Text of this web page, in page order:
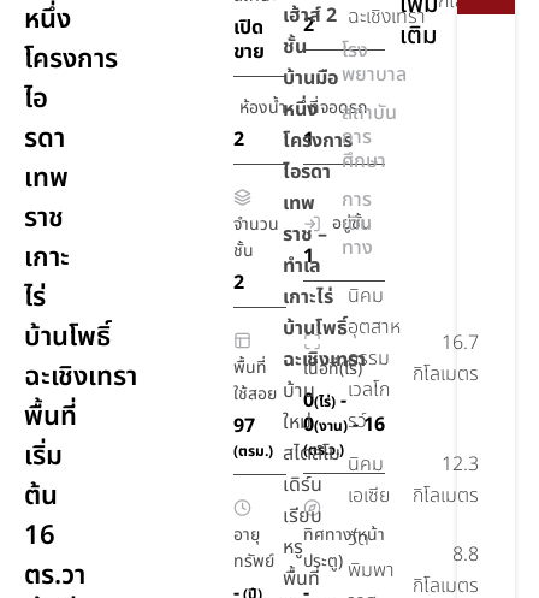
หนึ่ง
โครงการ
ไอ
รดา
เทพ
ราช
เกาะ
ไร่
บ้านโพธิ์
ฉะเชิงเทรา
พื้นที่
เริ่ม
ต้น
16
ตร.วา
เปิด
ขาย
2
ห้องน้ำ
2
ที่จอดรถ
1
จำนวน
ชั้น
2
อยู่ชั้น
1
พื้นที่
ใช้สอย
97
(ตรม.)
เนื้อที่(ไร่)
0(ไร่) -
0(งาน)- 16
(ตร.ว.)
อายุ
ทรัพย์
ทิศทาง(หน้า
ประตู)
เฮ้าส์ 2
ชั้น
บ้านมือ
หนึ่ง
โครงการ
ไอรดา
เทพ
ราช –
ทำเล
เกาะไร่
บ้านโพธิ์
ฉะเชิงเทรา
บ้าน
ใหม่
สไตล์โม
เดิร์น
เรียบ
หรู
พื้นที่
ฉะเชิงเทรา
โรง
พยาบาล
สถาบัน
การ
ศึกษา
การ
เดิน
ทาง
นิคม
อุตสาห
กรรม
เวลโก
รว์
16.7
กิโลเมตร
นิคม
เอเซีย
12.3
กิโลเมตร
วัด
พิมพา
8.8
กิโลเมตร
เติม